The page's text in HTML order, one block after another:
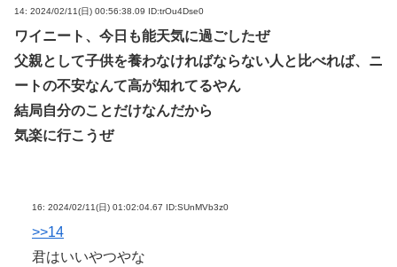
14: 2024/02/11(日) 00:56:38.09 ID:trOu4Dse0
ワイニート、今日も能天気に過ごしたぜ
父親として子供を養わなければならない人と比べれば、ニ
ートの不安なんて高が知れてるやん
結局自分のことだけなんだから
気楽に行こうぜ
16: 2024/02/11(日) 01:02:04.67 ID:SUnMVb3z0
>>14
君はいいやつやな